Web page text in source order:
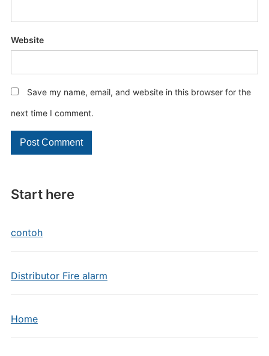
Start here
contoh
Distributor Fire alarm
Home
Website
Save my name, email, and website in this browser for the
next time I comment.